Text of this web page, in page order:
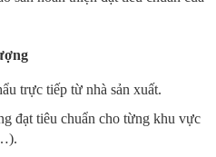
trực tiếp từ nhà sản xuất.
đạt tiêu chuẩn cho từng khu vực